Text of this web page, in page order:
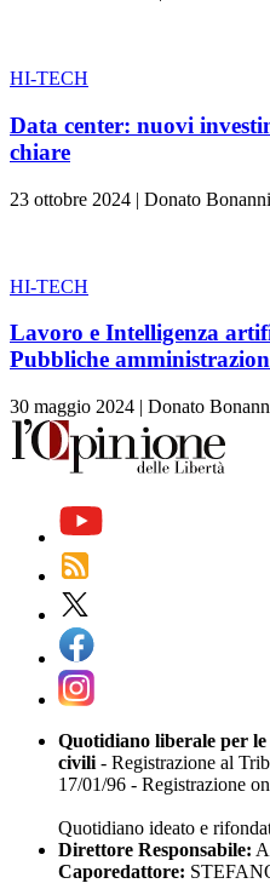
HI-TECH
Data center: nuovi
chiare
23 ottobre 2024 | Donato
HI-TECH
Lavoro e Intelligenza
Pubbliche
30 maggio 2024 | Donato
Quotidiano liberale per
civili - Registrazione al
17/01/96 - Registrazione
Quotidiano ideato e
Direttore Responsabile:
Caporedattore: